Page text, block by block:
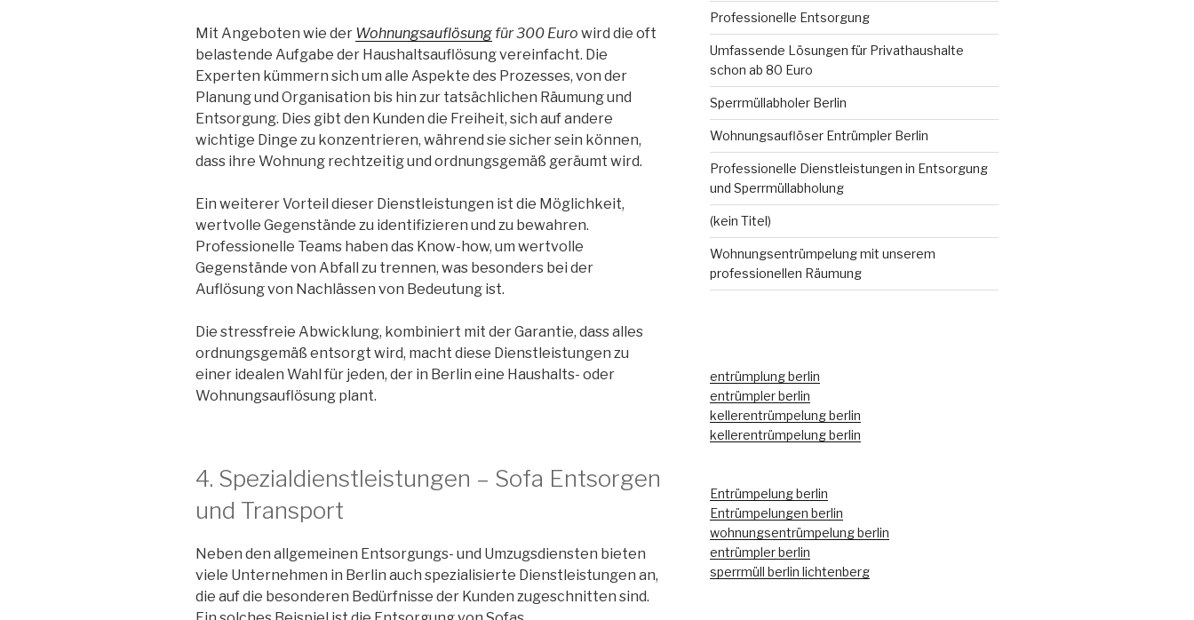
Mit Angeboten wie der Wohnungsauflösung für 300 Euro wird die oft
belastende Aufgabe der Haushaltsauflösung vereinfacht. Die
Experten kümmern sich um alle Aspekte des Prozesses, von der
Planung und Organisation bis hin zur tatsächlichen Räumung und
Entsorgung. Dies gibt den Kunden die Freiheit, sich auf andere
wichtige Dinge zu konzentrieren, während sie sicher sein können,
dass ihre Wohnung rechtzeitig und ordnungsgemäß geräumt wird.
Ein weiterer Vorteil dieser Dienstleistungen ist die Möglichkeit,
wertvolle Gegenstände zu identifizieren und zu bewahren.
Professionelle Teams haben das Know-how, um wertvolle
Gegenstände von Abfall zu trennen, was besonders bei der
Auflösung von Nachlässen von Bedeutung ist.
Die stressfreie Abwicklung, kombiniert mit der Garantie, dass alles
ordnungsgemäß entsorgt wird, macht diese Dienstleistungen zu
einer idealen Wahl für jeden, der in Berlin eine Haushalts- oder
Wohnungsauflösung plant.
4. Spezialdienstleistungen – Sofa Entsorgen
und Transport
Neben den allgemeinen Entsorgungs- und Umzugsdiensten bieten
viele Unternehmen in Berlin auch spezialisierte Dienstleistungen an,
die auf die besonderen Bedürfnisse der Kunden zugeschnitten sind.
Professionelle Entsorgung
Umfassende Lösungen für Privathaushalte
schon ab 80 Euro
Sperrmüllabholer Berlin
Wohnungsauflöser Entrümpler Berlin
Professionelle Dienstleistungen in Entsorgung
und Sperrmüllabholung
(kein Titel)
Wohnungsentrümpelung mit unserem
professionellen Räumung
entrümplung berlin
entrümpler berlin
kellerentrümpelung berlin
kellerentrümpelung berlin
Entrümpelung berlin
Entrümpelungen berlin
wohnungsentrümpelung berlin
entrümpler berlin
sperrmüll berlin lichtenberg